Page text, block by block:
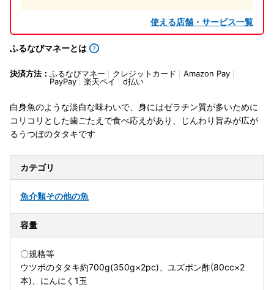
使える店舗・サービス一覧
ふるなびマネーとは
決済方法： ふるなびマネー クレジットカード
Amazon Pay
PayPay
楽天ペイ d払い
白身魚のような淡白な味わいで、身にはゼラチン質が多いために
コリコリとした歯ごたえで食べ応えがあり、じんわり旨みが広が
るうつぼのタタキです
カテゴリ
魚介類その他の魚
容量
〇規格等
ウツボのタタキ約700g(350g×2pc)、ユズポン酢(80cc×2
本)、にんにく1玉